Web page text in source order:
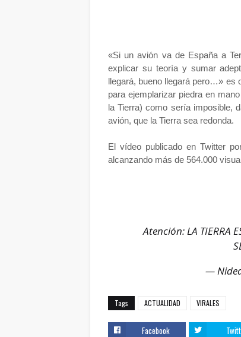
«Si un avión va de España a
explicar su teoría y sumar
llegará, bueno llegará pero…» es
para ejemplarizar piedra en
la Tierra) como sería imposible,
avión, que la Tierra sea redonda.
El vídeo publicado en Twitter
alcanzando más de 564.000
Atención: LA TIERRA
—
Tags ACTUALIDAD VIRALES
Facebook